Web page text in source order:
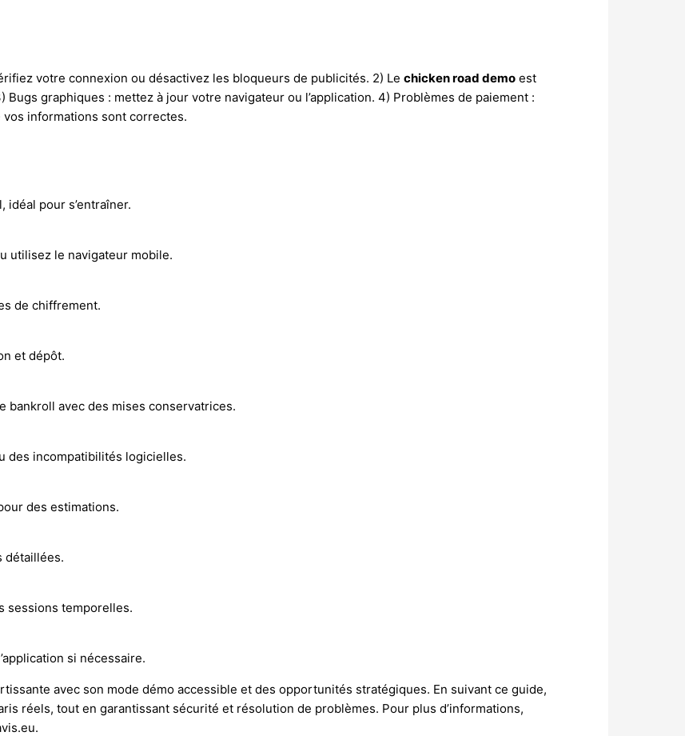
votre connexion ou désactivez les bloqueurs de publicités. 2) Le chicken road demo est
graphiques : mettez à jour votre navigateur ou l’application. 4) Problèmes de paiement :
informations sont correctes.
pour s’entraîner.
utilisez le navigateur mobile.
de chiffrement.
et dépôt.
bankroll avec des mises conservatrices.
des incompatibilités logicielles.
des estimations.
détaillées.
sessions temporelles.
si nécessaire.
avec son mode démo accessible et des opportunités stratégiques. En suivant ce guide,
réels, tout en garantissant sécurité et résolution de problèmes. Pour plus d’informations,